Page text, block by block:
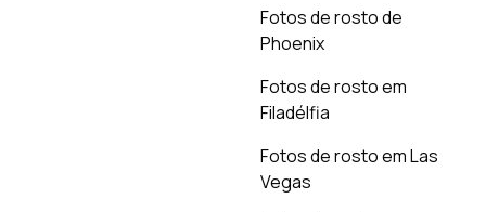
Fotos de rosto de
Phoenix
Fotos de rosto em
Filadélfia
Fotos de rosto em Las
Vegas